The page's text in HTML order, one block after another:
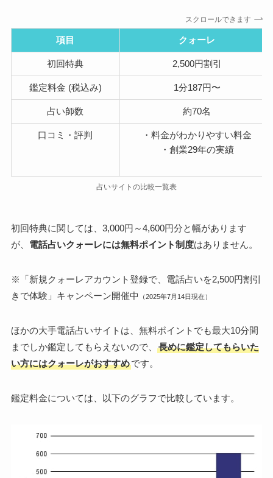
スクロールできます
項目 クォーレ
初回特典 2,500円割引
鑑定料金 (税込み) 1分187円〜
占い師数 約70名
口コミ・評判
・料金がわかりやすい料金
・創業29年の実績
占いサイトの比較一覧表
初回特典に関しては、3,000円～4,600円分と幅があります
が、 電話占いクォーレには無料ポイント制度はありません。
※「新規クォーレアカウント登録で、電話占いを2,500円割引
きで体験」キャンペーン開催中
（2025年7月14日現在）
ほかの大手電話占いサイトは、無料ポイントでも最大10分間
までしか鑑定してもらえないので、
長めに鑑定してもらいた
い方にはクォーレがおすすめです。
鑑定料金については、以下のグラフで比較しています。